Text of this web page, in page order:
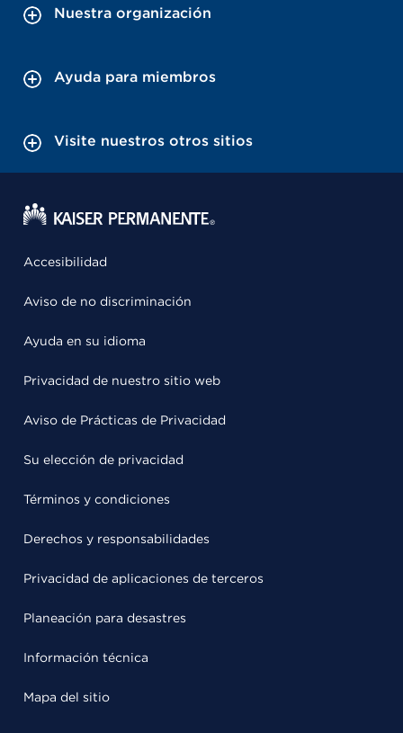
Nuestra organización
Ayuda para miembros
Visite nuestros otros sitios
Accesibilidad
Aviso de no discriminación
Ayuda en su idioma
Privacidad de nuestro sitio web
Aviso de Prácticas de Privacidad
Su elección de privacidad
Términos y condiciones
Derechos y responsabilidades
Privacidad de aplicaciones de terceros
Planeación para desastres
Información técnica
Mapa del sitio